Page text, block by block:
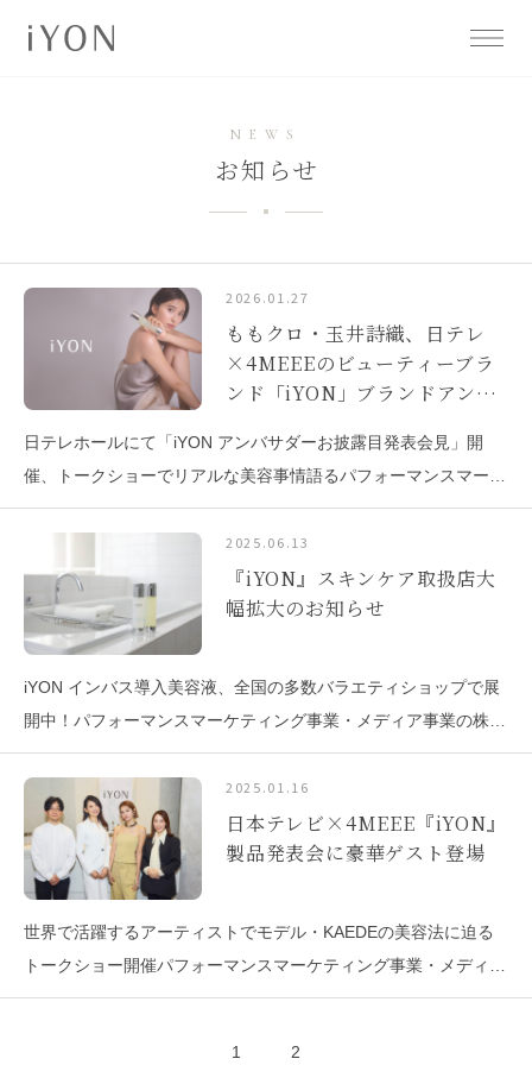
NEWS
お知らせ
2026.01.27
ももクロ・玉井詩織、日テレ
×4MEEEのビューティーブラ
ンド「iYON」ブランドアンバ
日テレホールにて「iYON アンバサダーお披露目発表会見」開
催、トークショーでリアルな美容事情語るパフォーマンスマーケ
ティング事業・メディア事業の株式会社インタースペース（所在
地：東京都新宿区、代表取締役社長：河端伸一郎、証券コード：
2122、以下インタースペース）のグループ会社である4MEEE
2025.06.13
『iYON』スキンケア取扱店大
幅拡大のお知らせ
iYON インバス導入美容液、全国の多数バラエティショップで展
開中！パフォーマンスマーケティング事業・メディア事業の株式
会社インタースペース（所在地：東京都新宿区、代表取締役社
長：河端伸一郎、証券コード：2122、以下インタースペース）
のグループ会社である4MEEE株式会社（所在地：東京
2025.01.16
日本テレビ×4MEEE『iYON』
製品発表会に豪華ゲスト登場
世界で活躍するアーティストでモデル・KAEDEの美容法に迫る
トークショー開催パフォーマンスマーケティング事業・メディア
事業の株式会社インタースペース（所在地：東京都新宿区、代表
1 2